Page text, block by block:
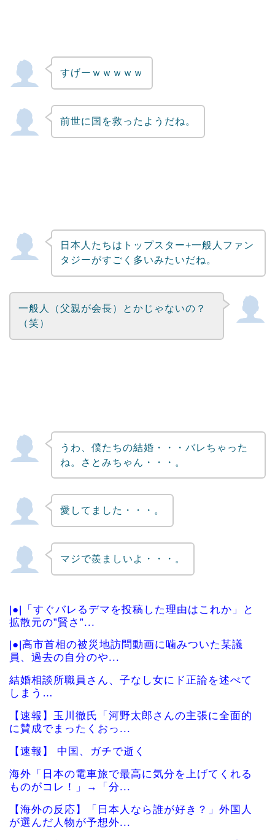
すげーｗｗｗｗｗ
前世に国を救ったようだね。
日本人たちはトップスター+一般人ファン
タジーがすごく多いみたいだね。
一般人（父親が会長）とかじゃないの？
（笑）
うわ、僕たちの結婚・・・バレちゃった
ね。さとみちゃん・・・。
愛してました・・・。
マジで羨ましいよ・・・。
|●|「すぐバレるデマを投稿した理由はこれか」と
拡散元の”賢さ”...
|●|高市首相の被災地訪問動画に噛みついた某議
員、過去の自分のや...
結婚相談所職員さん、子なし女にド正論を述べて
しまう…
【速報】玉川徹氏「河野太郎さんの主張に全面的
に賛成でまったくおっ...
【速報】 中国、ガチで逝く
海外「日本の電車旅で最高に気分を上げてくれる
ものがコレ！」→「分...
【海外の反応】「日本人なら誰が好き？」外国人
が選んだ人物が予想外...